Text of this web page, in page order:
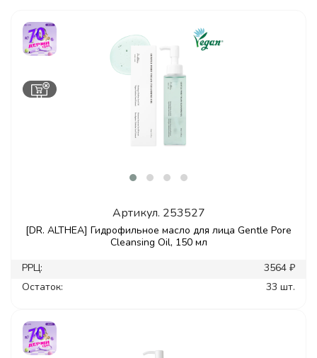
Артикул. 253527
[DR. ALTHEA] Гидрофильное масло для лица Gentle Pore
Cleansing Oil, 150 мл
РРЦ:
3564 ₽
Остаток:
33 шт.